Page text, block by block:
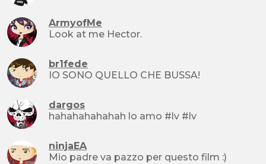
ArmyofMe
Look at me Hector.
br1fede
IO SONO QUELLO CHE BUSSA!
dargos
hahahahahahah lo amo #lv #lv
ninjaEA
Mio padre va pazzo per questo film :)